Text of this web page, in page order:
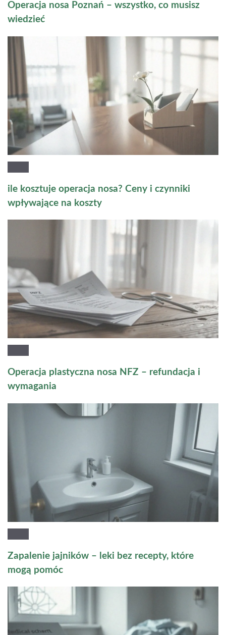
Operacja nosa Poznań – wszystko, co musisz
wiedzieć
ile kosztuje operacja nosa? Ceny i czynniki
wpływające na koszty
Operacja plastyczna nosa NFZ – refundacja i
wymagania
Zapalenie jajników – leki bez recepty, które
mogą pomóc